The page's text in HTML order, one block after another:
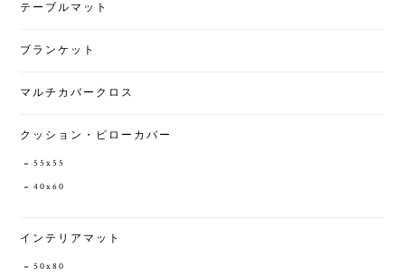
テーブルマット
ブランケット
マルチカバークロス
クッション・ピローカバー
55x55
40x60
インテリアマット
50x80